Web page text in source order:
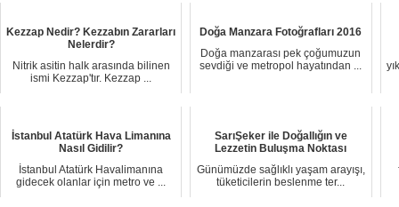
Kezzap Nedir? Kezzabın Zararları
Nelerdir?
Nitrik asitin halk arasında bilinen
ismi Kezzap'tır. Kezzap ...
Doğa Manzara Fotoğrafları 2016
Doğa manzarası pek çoğumuzun
sevdiği ve metropol hayatından ...
İstanbul Atatürk Hava Limanına
Nasıl Gidilir?
İstanbul Atatürk Havalimanına
gidecek olanlar için metro ve ...
SarıŞeker ile Doğallığın ve
Lezzetin Buluşma Noktası
Günümüzde sağlıklı yaşam arayışı,
tüketicilerin beslenme ter...